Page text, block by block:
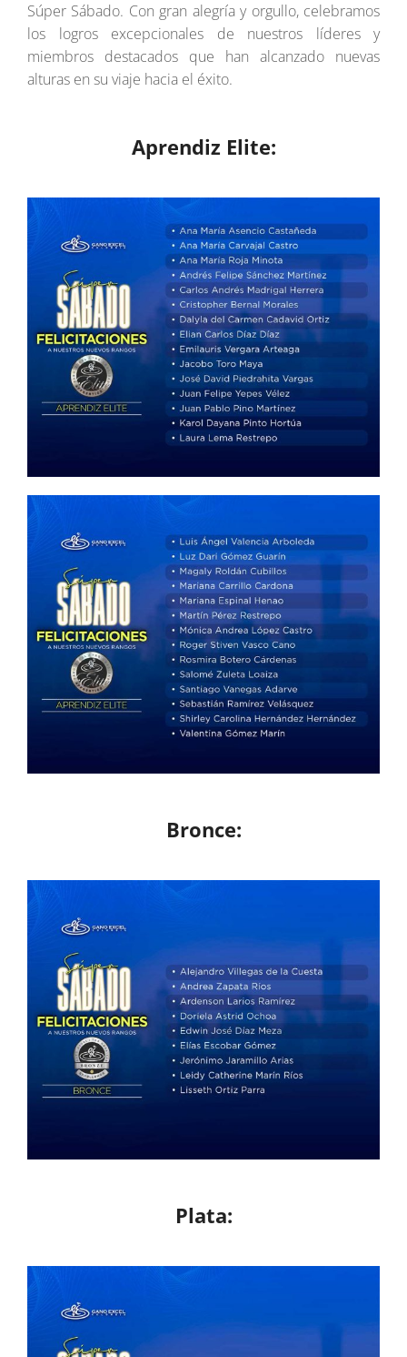
Súper Sábado. Con gran alegría y orgullo, celebramos
los logros excepcionales de nuestros líderes y
miembros destacados que han alcanzado nuevas
alturas en su viaje hacia el éxito.
Aprendiz Elite:
Bronce:
Plata: